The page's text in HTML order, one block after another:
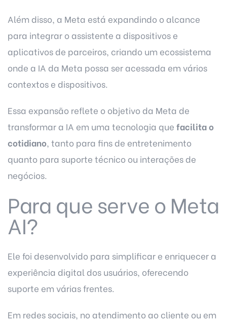
Além disso, a Meta está expandindo o alcance
para integrar o assistente a dispositivos e
aplicativos de parceiros, criando um ecossistema
onde a IA da Meta possa ser acessada em vários
contextos e dispositivos.
Essa expansão reflete o objetivo da Meta de
transformar a IA em uma tecnologia que facilita o
cotidiano, tanto para fins de entretenimento
quanto para suporte técnico ou interações de
negócios.
Para que serve o Meta
AI?
Ele foi desenvolvido para simplificar e enriquecer a
experiência digital dos usuários, oferecendo
suporte em várias frentes.
Em redes sociais, no atendimento ao cliente ou em